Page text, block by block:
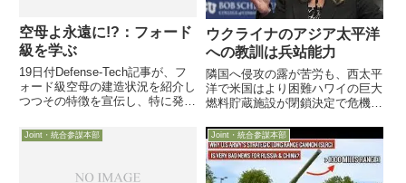
空母よ永遠に!?：フォード
級を学ぶ
19日付Defense-Tech記事が、フ
ォード級空母の建造状況を紹介し
つつその特徴を宣伝し、特に発電
磁カタパルトや自動化促進で維持
費軽減や省人化が進み、ビーム兵
ウクライナのアジア太平洋
への教訓は兵站能力
隣国へ侵攻の露が苦労も、西太平
洋で米国はより困難ハワイの巨大
燃料貯蔵施設が閉鎖決定で危機感
防副長官がDefenseOneのイベン
トで講演し、露のウクライナ侵攻
がアジア太平洋地域に改めて突き
付けた...
Joint・統合参謀本部 Joint・統合参謀本部